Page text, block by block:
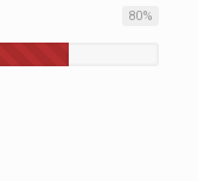
80%